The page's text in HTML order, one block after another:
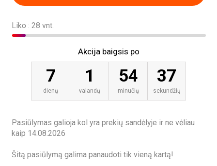
Liko : 28 vnt.
Akcija baigsis po
7
dienų
1
valandų
54
minučių
36
sekundžių
Pasiūlymas galioja kol yra prekių sandėlyje ir ne vėliau
kaip 14.08.2026
Šitą pasiūlymą galima panaudoti tik vieną kartą!